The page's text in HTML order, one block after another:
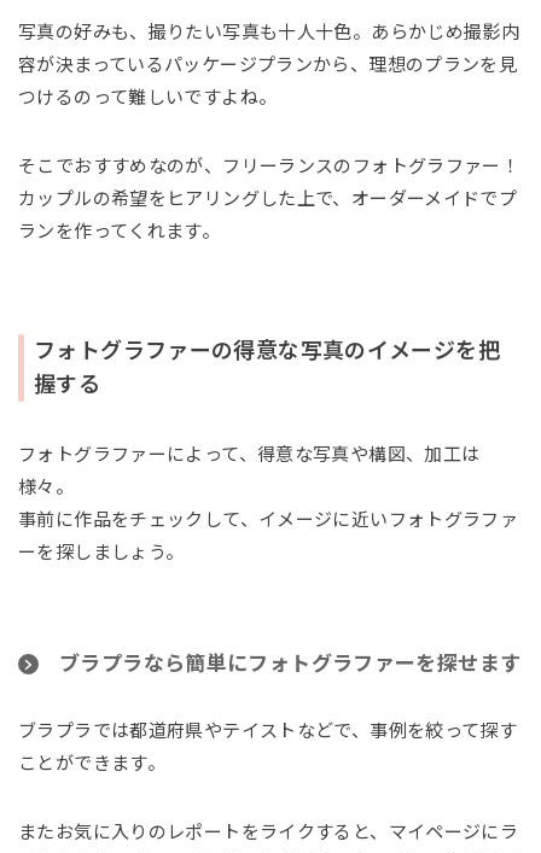
写真の好みも、撮りたい写真も十人十色。あらかじめ撮影内
容が決まっているパッケージプランから、理想のプランを見
つけるのって難しいですよね。
そこでおすすめなのが、フリーランスのフォトグラファー！
カップルの希望をヒアリングした上で、オーダーメイドでプ
ランを作ってくれます。
フォトグラファーの得意な写真のイメージを把
握する
フォトグラファーによって、得意な写真や構図、加工は
様々。
事前に作品をチェックして、イメージに近いフォトグラファ
ーを探しましょう。
ブラプラなら簡単にフォトグラファーを探せます
ブラプラでは都道府県やテイストなどで、事例を絞って探す
ことができます。
またお気に入りのレポートをライクすると、マイページにラ